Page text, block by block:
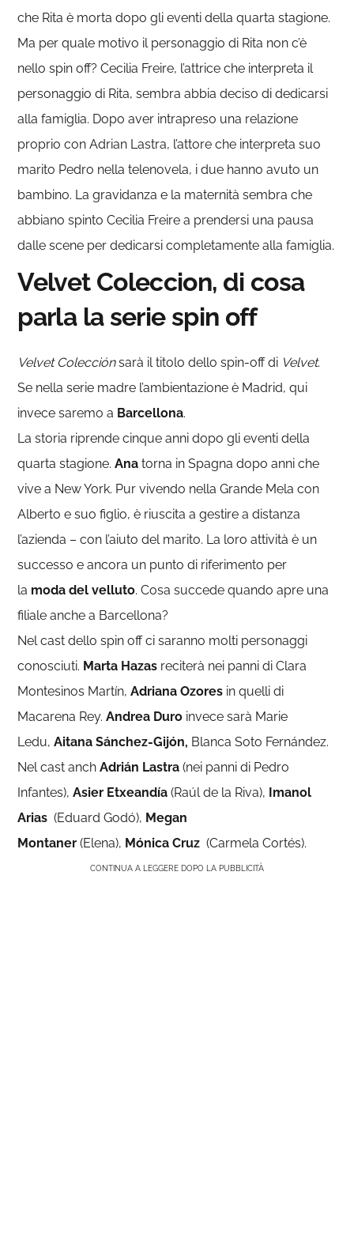
che Rita è morta dopo gli eventi della quarta stagione.
Ma per quale motivo il personaggio di Rita non c’è
nello spin off? Cecilia Freire, l’attrice che interpreta il
personaggio di Rita, sembra abbia deciso di dedicarsi
alla famiglia. Dopo aver intrapreso una relazione
proprio con Adrian Lastra, l’attore che interpreta suo
marito Pedro nella telenovela, i due hanno avuto un
bambino. La gravidanza e la maternità sembra che
abbiano spinto Cecilia Freire a prendersi una pausa
dalle scene per dedicarsi completamente alla famiglia.
Velvet Coleccion, di cosa
parla la serie spin off
Velvet Colecciónsarà il titolo dello spin-off di Velvet.
Se nella serie madre l’ambientazione è Madrid, qui
invece saremo a Barcellona.
La storia riprende cinque anni dopo gli eventi della
quarta stagione.Ana torna in Spagna dopo anni che
vive a New York. Pur vivendo nella Grande Mela con
Alberto e suo figlio, è riuscita a gestire a distanza
l’azienda – con l’aiuto del marito. La loro attività è un
successo e ancora un punto di riferimento per
la moda del velluto. Cosa succede quando apre una
filiale anche a Barcellona?
Nel cast dello spin off ci saranno molti personaggi
conosciuti. Marta Hazas reciterà nei panni di Clara
Montesinos Martín,Adriana Ozores in quelli di
Macarena Rey.Andrea Duro invece sarà Marie
Ledu,Aitana Sánchez-Gijón, Blanca Soto Fernández.
Nel cast anchAdrián Lastra(nei panni di Pedro
Infantes),Asier Etxeandía(Raúl de la Riva), Imanol
Arias (Eduard Godó), Megan
Montaner (Elena), Mónica Cruz (Carmela Cortés).
CONTINUA A LEGGERE DOPO LA PUBBLICITÀ